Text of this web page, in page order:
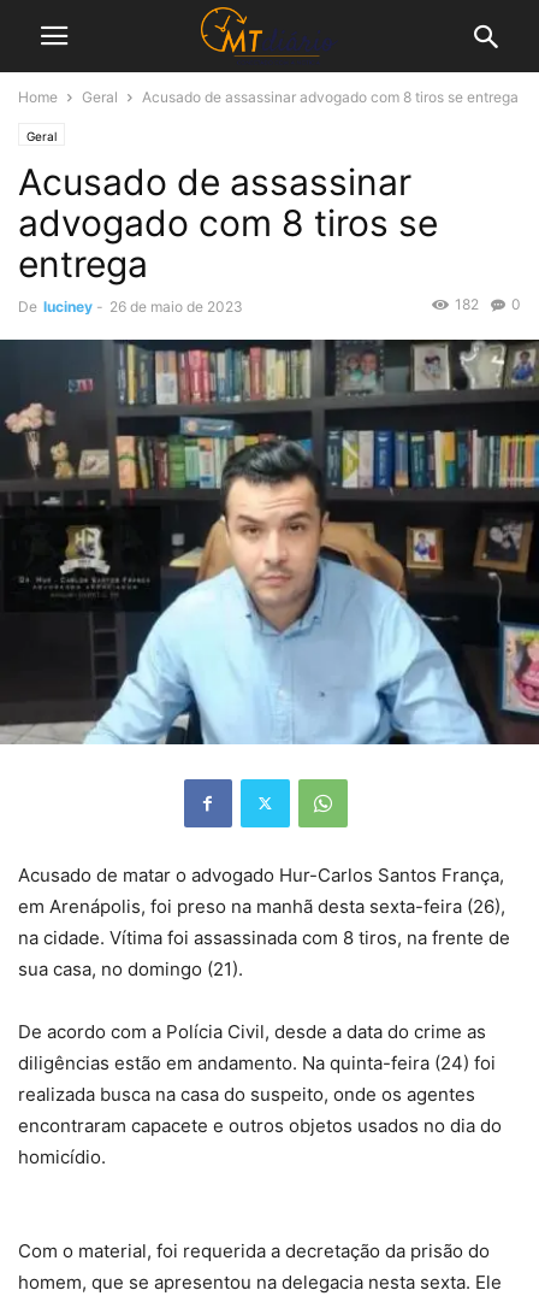
Home Geral Acusado de assassinar advogado com 8 tiros se entrega
Geral
Acusado de assassinar
advogado com 8 tiros se
entrega
De luciney - 26 de maio de 2023 0
182
Acusado de matar o advogado Hur-Carlos Santos França,
em Arenápolis, foi preso na manhã desta sexta-feira (26),
na cidade. Vítima foi assassinada com 8 tiros, na frente de
sua casa, no domingo (21).
De acordo com a Polícia Civil, desde a data do crime as
diligências estão em andamento. Na quinta-feira (24) foi
realizada busca na casa do suspeito, onde os agentes
encontraram capacete e outros objetos usados no dia do
homicídio.
Com o material, foi requerida a decretação da prisão do
homem, que se apresentou na delegacia nesta sexta. Ele